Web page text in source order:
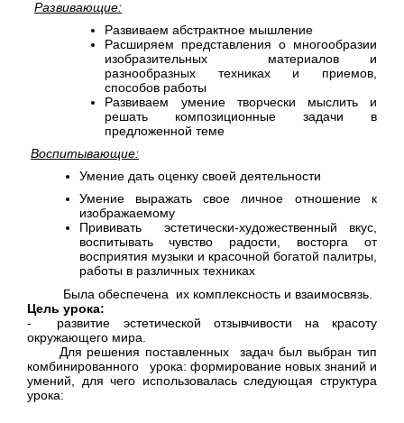
Развивающие:
Развиваем абстрактное мышление
Расширяем представления о многообразии
изобразительных материалов и
разнообразных техниках и приемов,
способов работы
Развиваем умение творчески мыслить и
решать композиционные задачи в
предложенной теме
Воспитывающие:
Умение дать оценку своей деятельности
Умение выражать свое личное отношение к
изображаемому
Прививать эстетически-художественный вкус,
воспитывать чувство радости, восторга от
восприятия музыки и красочной богатой палитры,
работы в различных техниках
Была обеспечена их комплексность и взаимосвязь.
Цель урока:
- развитие эстетической отзывчивости на красоту
окружающего мира.
Для решения поставленных задач был выбран тип
комбинированного урока: формирование новых знаний и
умений, для чего использовалась следующая структура
урока: